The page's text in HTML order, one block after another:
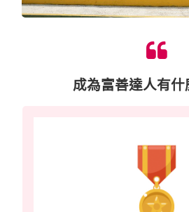
成為富善達人有什